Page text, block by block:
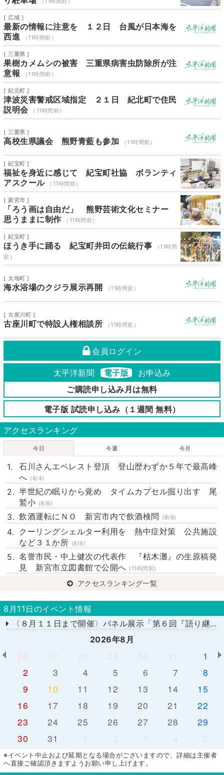
[ 広域 ]
最新の情報に注意を １２日 台風が日本海を
西進
（11時間前）
[ 三重県 ]
果樹カメムシの被害 三重県病害虫防除所が注
意報
（11時間前）
[ 紀北町 ]
津波災害警戒区域指定 ２１日 紀北町で住民
説明会
（11時間前）
[ 三重県 ]
高校生県議会 熊野青藍も参加 （11時間前）
[ 紀宝町 ]
福祉を身近に感じて 紀宝町社協 ボランティ
アスクール
（11時間前）
[ 新宮市 ]
「ろう画は自由だ」 熊野芸術文化セミナー
思うままに制作
（11時間前）
[ 紀宝町 ]
ほうき手に踊る 紀宝町井田の伝統行事
（11時間
前）
[ 太地町 ]
海水浴場のクジラ展示再開 （11時間前）
[ 古座川町 ]
古座川町で特設人権相談所 （11時間前）
会員ログイン
太平洋新聞 電子版
お申込み
ご購読申し込み月は無料
電子版 試読申し込み（１週間 無料）
アクセスランキング
今日 今週 今月
石川さんエベレスト登頂 登山歴わずか５年で最高峰
へ (8/4)
半世紀の眠りから覚め タイムカプセル掘り出す 尾
鷲小 (8/8)
飲酒運転にＮＯ 新宮市内で飲酒検問 (8/8)
クーリングシェルター利用を 熱中症対策 公共施設
など３１か所 (8/8)
名誉市民・中上健次の代表作 『枯木灘』の生原稿発
見 新宮市立図書館で公開へ (11時間前)
アクセスランキング一覧
8月11日のイベント情報
〈８月１１日まで開催〉パネル展示「第６回『語り継ぎたい平和への想い』積み上げた証言の記録」
2026年8月
26
1
2
3 4 5 6 7
8
9
10 11 12 13 14
15
16
17 18 19 20 21
22
23
24 25 26 27 28
29
30
31 5
※イベント中止および延期となる場合がございますので、詳細は主催者
へ直接ご確認頂きますようお願い申し上げます。